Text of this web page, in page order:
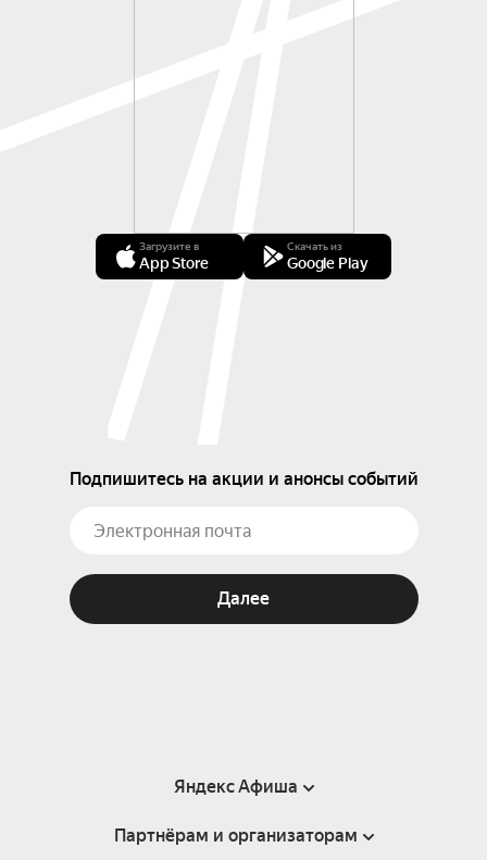
Загрузите в
App Store
Скачать из
Google Play
Подпишитесь на акции и анонсы событий
Далее
Яндекс Афиша
Справка
Партнёрам и организаторам